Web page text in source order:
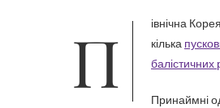
Північна Корея надала Росії кілька
балістичних
Принаймні